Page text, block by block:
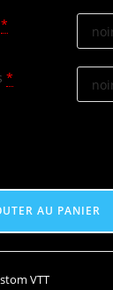
*
*
AU PANIER
VTT